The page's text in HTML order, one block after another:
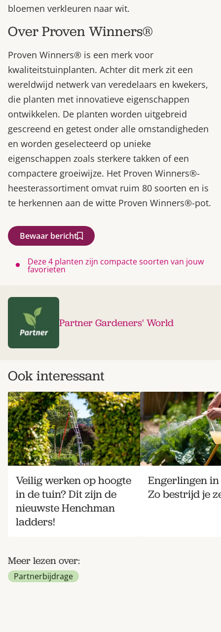
bloemen verkleuren naar wit.
Over Proven Winners®
Proven Winners® is een merk voor
kwaliteitstuinplanten. Achter dit merk zit een
wereldwijd netwerk van veredelaars en kwekers,
die planten met innovatieve eigenschappen
ontwikkelen. De planten worden uitgebreid
gescreend en getest onder alle omstandigheden
en worden geselecteerd op unieke
eigenschappen zoals sterkere takken of een
compactere groeiwijze. Het Proven Winners®-
heesterassortiment omvat ruim 80 soorten en is
te herkennen aan de witte Proven Winners®-pot.
Bewaar bericht
Deze 4 planten zijn compacte soorten van jouw
favorieten
Partner Gardeners' World
Ook interessant
Veilig werken op hoogte
in de tuin? Dit zijn de
nieuwste Henchman
ladders!
Engerlingen
Zo bestrijd je
Meer lezen over:
Partnerbijdrage